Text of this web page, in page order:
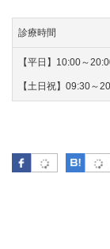
診療時間
【平日】10:00～
【土日祝】09:30～
Facebook は